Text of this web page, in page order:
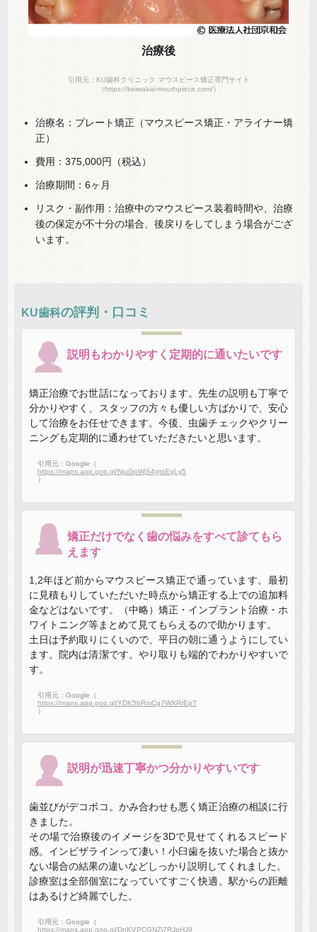
治療後
引用元：KU歯科クリニック マウスピース矯正専門サイト
（https://keiwakai-mouthpiece.com/）
治療名：プレート矯正（マウスピース矯正・アライナー矯
正）
費用：375,000円（税込）
治療期間：6ヶ月
リスク・副作用：治療中のマウスピース装着時間や、治療
後の保定が不十分の場合、後戻りをしてしまう場合がござ
います。
KU歯科の評判・口コミ
説明もわかりやすく定期的に通いたいです
矯正治療でお世話になっております。先生の説明も丁寧で
分かりやすく、スタッフの方々も優しい方ばかりで、安心
して治療をお任せできます。今後、虫歯チェックやクリー
ニングも定期的に通わせていただきたいと思います。
引用元：Google（
https://maps.app.goo.gl/NjuGpWjS4gtsEgLy5
）
矯正だけでなく歯の悩みをすべて診てもら
えます
1,2年ほど前からマウスピース矯正で通っています。最初
に見積もりしていただいた時点から矯正する上での追加料
金などはないです。（中略）矯正・インプラント治療・ホ
ワイトニング等まとめて見てもらえるので助かります。
土日は予約取りにくいので、平日の朝に通うようにしてい
ます。院内は清潔です。やり取りも端的でわかりやすいで
す。
引用元：Google（
https://maps.app.goo.gl/YDK5bRmCg7WXRrEp7
）
説明が迅速丁寧かつ分かりやすいです
歯並びがデコボコ。かみ合わせも悪く矯正治療の相談に行
きました。
その場で治療後のイメージを3Dで見せてくれるスピード
感。インビザラインって凄い！小臼歯を抜いた場合と抜か
ない場合の結果の違いなどしっかり説明してくれました。
診療室は全部個室になっていてすごく快適。駅からの距離
はあるけど綺麗でした。
引用元：Google（
https://maps.app.goo.gl/DnKVPCGNZi7RJpHJ9